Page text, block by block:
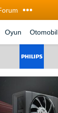
Oyun Otomobil